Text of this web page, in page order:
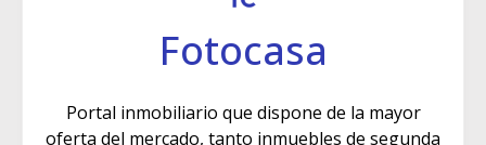
Fotocasa
Portal inmobiliario que dispone de la mayor
oferta del mercado, tanto inmuebles de segunda